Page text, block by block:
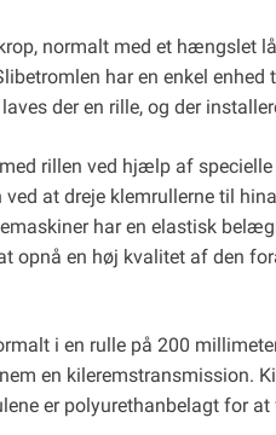
normalt med et hængslet
har en enkel
der en rille, og der
rillen ved hjælp af
at dreje klemrullerne til
har en elastisk
opnå en høj kvalitet af den
i en rulle på 200
en kileremstransmission.
er polyurethanbelagt for